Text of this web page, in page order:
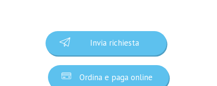
Invia richiesta
Ordina e paga online